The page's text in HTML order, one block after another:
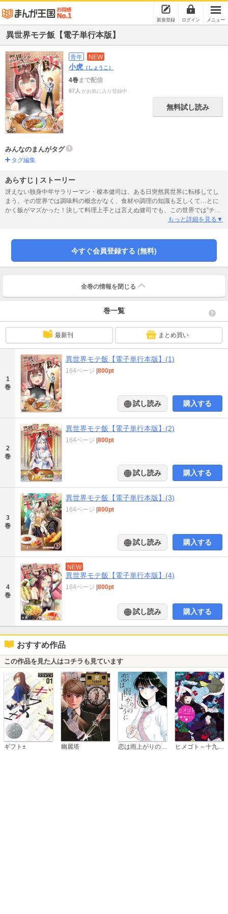
新規登録 ログイン メニュー
異世界モテ飯【電子単行本版】
青年 NEW
小虎 （しょうこ）
4巻まで配信
67人 がお気に入り登録中
無料試し読み
みんなのまんがタグ
タグ編集
あらすじ | ストーリー
冴えない独身中年サラリーマン・榎本健司は、ある日突然異世界に転移してし
まう。その世界では調味料の概念がなく、食材や調理の知識も乏しくて…とに
かく飯がマズかった！決して料理上手とは言えぬ健司でも、この世界では”チー
ト級”の料理人…!? 男の雑料理で女性たちの胃袋を鷲掴みにしていく異世界グル
もっと詳細を見る▼
今すぐ会員登録する (無料)
全巻の情報を 閉じる
巻一覧
最新刊 まとめ買い
1
巻
異世界モテ飯【電子単行本版】(1)
164ページ |800pt
試し読み 購入する
2
巻
異世界モテ飯【電子単行本版】(2)
164ページ |800pt
試し読み 購入する
3
巻
異世界モテ飯【電子単行本版】(3)
164ページ |800pt
試し読み 購入する
4
巻
NEW
異世界モテ飯【電子単行本版】(4)
164ページ 800pt
試し読み 購入する
おすすめ作品
この作品を見た人はコチラも見ています
ギフト± 幽麗塔